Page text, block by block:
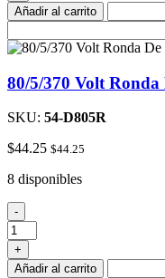
Añadir al carrito
80/5/370 Volt Ronda
SKU: 54-D805R
$44.25 $44.25
8 disponibles
80/5/370
Volt
Ronda
De
Condensadores
-
+
Añadir al carrito